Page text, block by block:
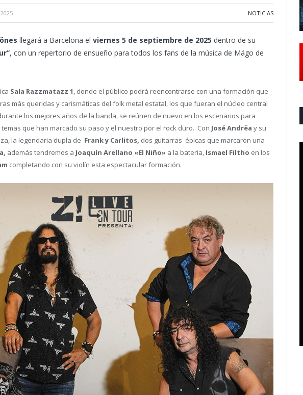
NOTICIAS
llegará a Barcelona el viernes 5 de septiembre de 2025 dentro de su
, con un repertorio de ensueño para todos los fans de la música de Mägo de
Sala Razzmatazz 1, donde el público podrá reencontrarse con una formación que
más queridas y carismáticas del folk metal estatal, los que fueran el núcleo central
los mejores años de la banda, se reúnen de nuevo en los escenarios para
que han marcado su paso y el nuestro por el rock duro. Con José Andrëa y su
la legendaria dupla de Frank y Carlitos, dos guitarras épicas que marcaron una
además tendremos a Joaquín Arellano «El Niño» a la bateria, Ismael Filtho en los
completando con su violín esta espectacular formación.